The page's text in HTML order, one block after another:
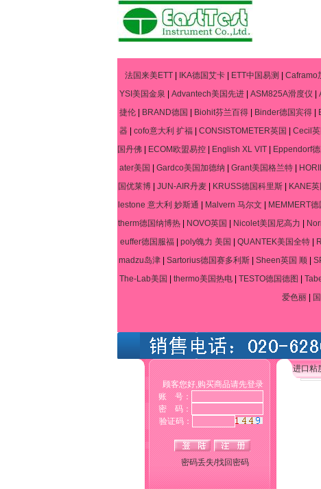
法国来美ETT| IKA德国艾卡| ETT中国易测 Caframo
YSI美国金泉
Advantech美国先进 ASM825A滑度仪
捷伦
BRAND德国 Biohit芬兰百得 Binder德国宾得
器
cofo意大利 扩福 CONSISTOMETER英国 Cecil
国丹佛
ECOM欧盟易控 English XL VIT Eppendorf
ater美国
Gardco美国加德纳 Grant美国格兰特
国优莱博| JUN-AIR丹麦| KRUSS德国科里斯| KANE
lestone 意大利 妙斯通
Malvern 马尔文 MEMMERT
therm德国纳博热
NOVO英国 Nicolet美国尼高力
euffer德国服福
poly魄力 美国 QUANTEK美国全特
madzu岛津| Sartorius德国赛多利斯| Sheen英国 顺|
The-Lab美国
thermo美国热电 TESTO德国德图
爱色丽
顾客您好,购买商品请先登录
账 号：
密 码：
验证码：
密码丢失/找回密码
进口粘